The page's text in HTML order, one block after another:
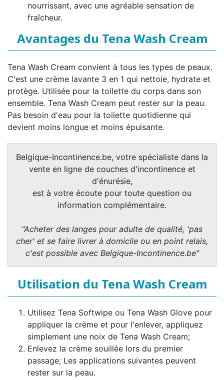
nourrissant, avec une agréable sensation de
fraîcheur.
Avantages du Tena Wash Cream
Tena Wash Cream convient à tous les types de peaux.
C'est une crème lavante 3 en 1 qui nettoie, hydrate et
protège. Utilisée pour la toilette du corps dans son
ensemble. Tena Wash Cream peut rester sur la peau.
Pas besoin d'eau pour la toilette quotidienne qui
devient moins longue et moins épuisante.
Belgique-Incontinence.be, votre spécialiste dans la
vente en ligne de couches d'incontinence et
d'énurésie,
est à votre écoute pour toute question ou
information complémentaire.
"Acheter des langes pour adulte de qualité, 'pas
cher' et se faire livrer à domicile ou en point relais,
c'est possible avec Belgique-Incontinence.be"
Utilisation du Tena Wash Cream
Utilisez Tena Softwipe ou Tena Wash Glove pour
appliquer la crème et pour l'enlever, appliquez
simplement une noix de Tena Wash Cream;
Enlevez la crème souillée lors du premier
passage; Les applications suivantes peuvent
rester sur la peau.